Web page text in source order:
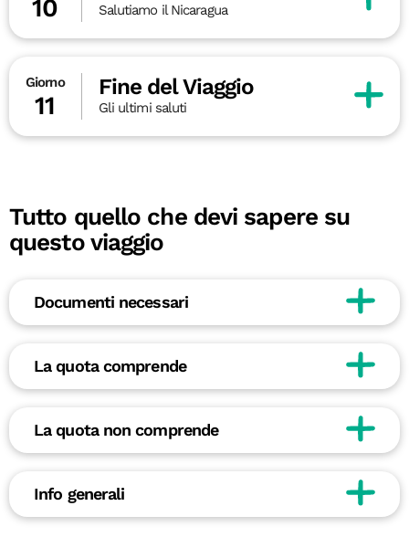
10 Salutiamo il Nicaragua
Giorno
11
Fine del Viaggio
Gli ultimi saluti
Tutto quello che devi sapere su
questo viaggio
Documenti necessari
La quota comprende
La quota non comprende
Info generali